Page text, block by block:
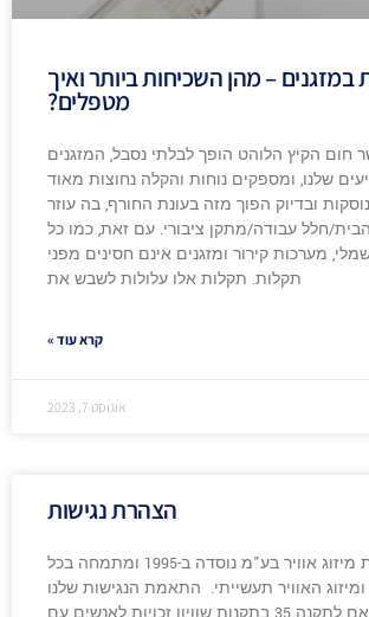
במזגנים – מהן השכיחות ביותר ואיך
מטפלים?
חום הקיץ הלוהט הופך לבלתי נסבל, המזגנים
שלנו, ומספקים נוחות והקלה נחוצות מאוד
ובדיוק הפוך מזה בעונת החורף, בה עוזר
חלל עבודה/מתקן ציבורי. עם זאת, כמו כל
מערכות קירור ומזגנים אינם חסינים מפני
תקלות. תקלות אלו עלולות לשבש את
קרא עוד »
אוגוסט 7, 2023
הצהרת נגישות
שחר הנדסת מיזוג אוויר בע"מ נוסדה ב-1995 ומתמחה בכל
האוויר תעשייתי. התאמת הנגישות שלנו